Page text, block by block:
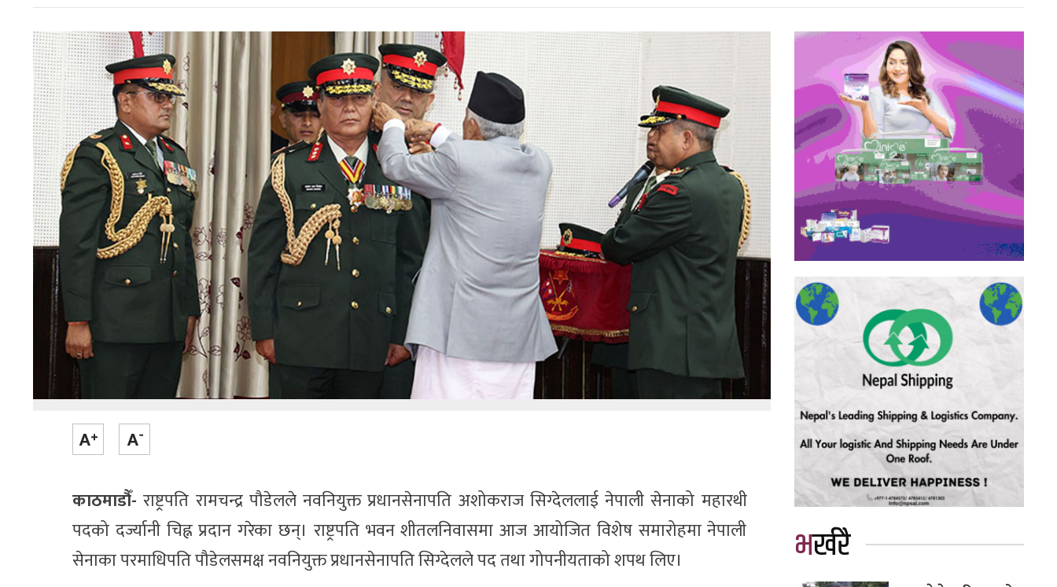
काठमाडौँ- राष्ट्रपति रामचन्द्र पौडेलले नवनियुक्त प्रधानसेनापति अशोकराज सिग्देललाई नेपाली सेनाको महारथी
पदको दर्ज्यानी चिह्न प्रदान गरेका छन्। राष्ट्रपति भवन शीतलनिवासमा आज आयोजित विशेष समारोहमा नेपाली
सेनाका परमाधिपति पौडेलसमक्ष नवनियुक्त प्रधानसेनापति सिग्देलले पद तथा गोपनीयताको शपथ लिए।
भर्खरै